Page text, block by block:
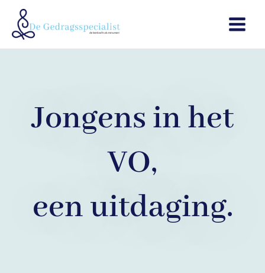
inhoud
Menu
Jongens in het
VO,
een uitdaging.